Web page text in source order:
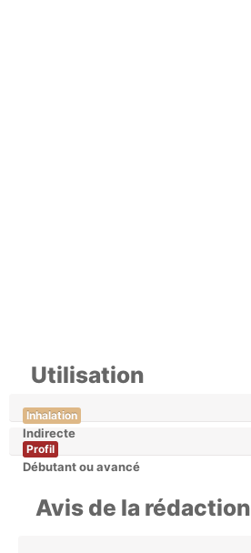
Utilisation
Inhalation
Indirecte
Profil
Débutant ou avancé
Avis de la rédaction